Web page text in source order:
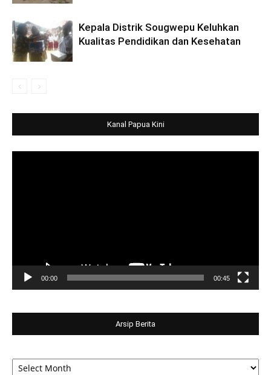
Kepala Distrik Sougwepu Keluhkan
Kualitas Pendidikan dan Kesehatan
Kanal Papua Kini
00:00 00:45
Arsip Berita
Arsip
Berita